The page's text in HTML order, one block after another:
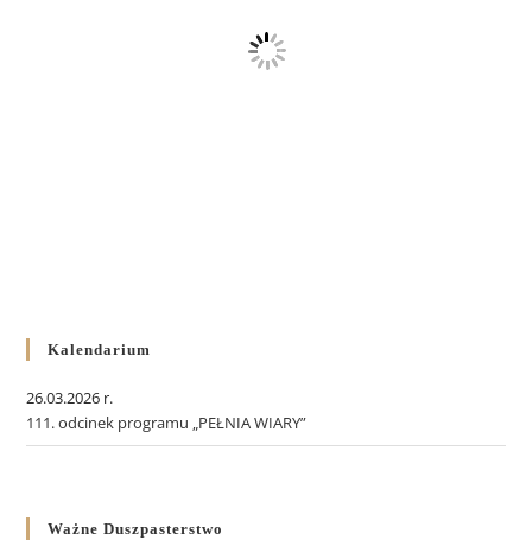
Kalendarium
26.03.2026 r.
111. odcinek programu „PEŁNIA WIARY”
Ważne Duszpasterstwo